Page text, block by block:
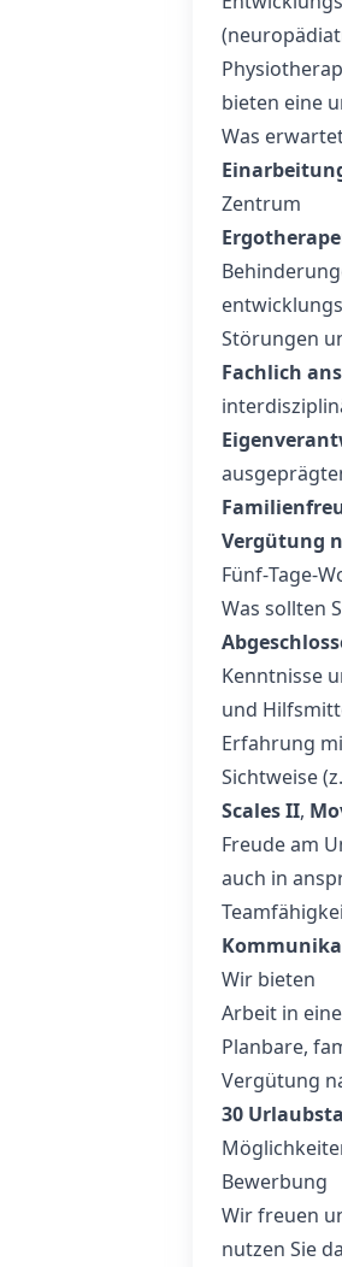
bieten eine
Was
Zentrum
Störungen
Fachlich
Vergütung
Was sollten
Kenntnisse
und
Erfahrung
Sichtweise
Scales II,
Freude am
auch in
Wir bieten
Arbeit in
Planbare,
Vergütung
30
Bewerbung
Wir freuen
nutzen Sie